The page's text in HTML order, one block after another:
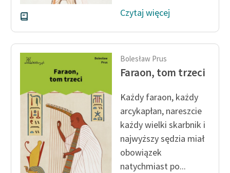
Czytaj więcej
Bolesław Prus
Faraon, tom trzeci
Każdy faraon, każdy
arcykapłan, nareszcie
każdy wielki skarbnik i
najwyższy sędzia miał
obowiązek
natychmiast po...